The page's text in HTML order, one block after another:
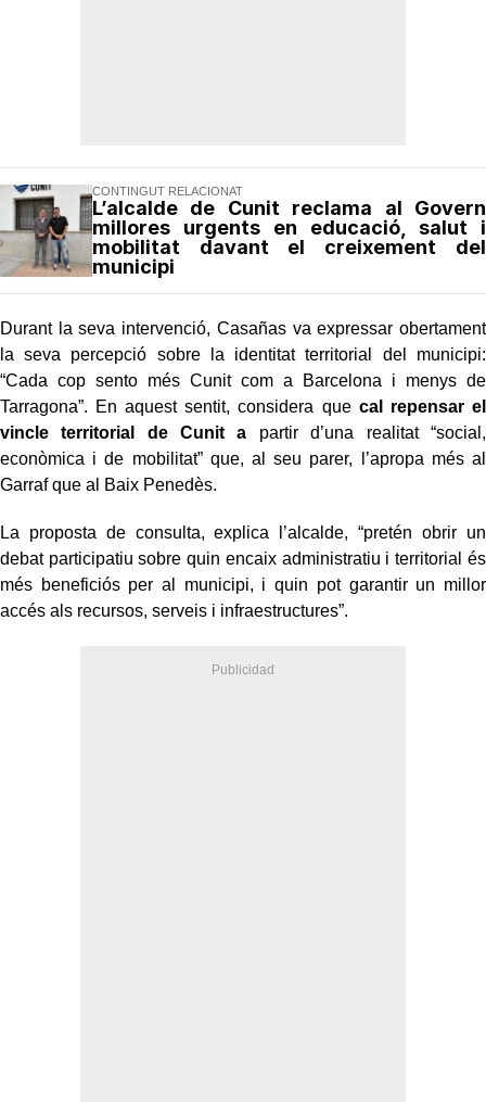
CONTINGUT RELACIONAT
L’alcalde de Cunit reclama al Govern
millores urgents en educació, salut i
mobilitat davant el creixement del
municipi
Durant la seva intervenció, Casañas va expressar obertament
la seva percepció sobre la identitat territorial del municipi:
“Cada cop sento més Cunit com a Barcelona i menys de
Tarragona”. En aquest sentit, considera quecal repensar el
vincle territorial de Cunit a partir d’una realitat “social,
econòmica i de mobilitat” que, al seu parer, l’apropa més al
Garraf que al Baix Penedès.
La proposta de consulta, explica l’alcalde, “pretén obrir un
debat participatiu sobre quin encaix administratiu i territorial és
més beneficiós per al municipi, i quin pot garantir un millor
accés als recursos, serveis i infraestructures”.